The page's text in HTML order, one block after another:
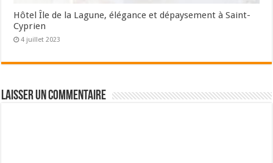
Hôtel Île de la Lagune, élégance et dépaysement à Saint-
Cyprien
4 juillet 2023
Laisser un commentaire